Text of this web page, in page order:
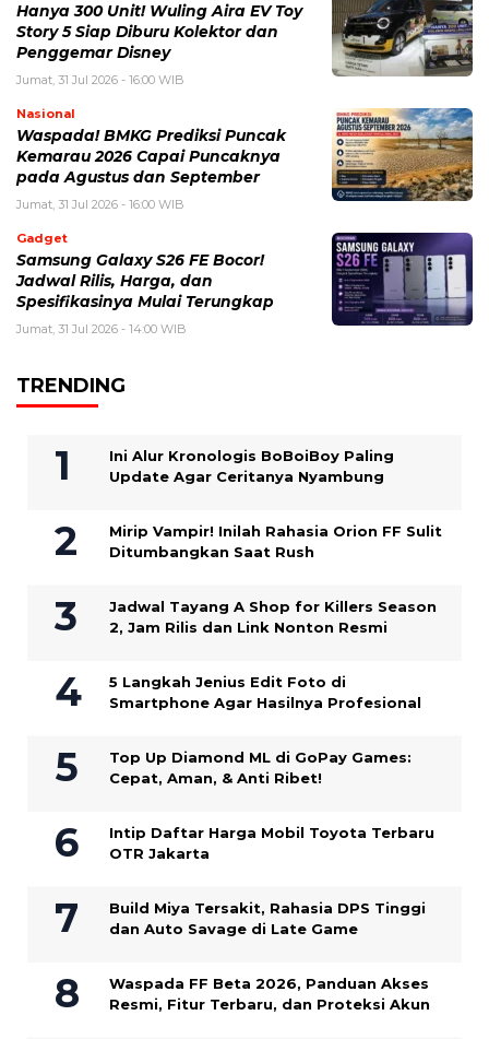
Hanya 300 Unit! Wuling Aira EV Toy
Story 5 Siap Diburu Kolektor dan
Penggemar Disney
Jumat, 31 Jul 2026 - 16:00 WIB
Nasional
Waspada! BMKG Prediksi Puncak
Kemarau 2026 Capai Puncaknya
pada Agustus dan September
Jumat, 31 Jul 2026 - 16:00 WIB
Gadget
Samsung Galaxy S26 FE Bocor!
Jadwal Rilis, Harga, dan
Spesifikasinya Mulai Terungkap
Jumat, 31 Jul 2026 - 14:00 WIB
TRENDING
Ini Alur Kronologis BoBoiBoy Paling
Update Agar Ceritanya Nyambung
Mirip Vampir! Inilah Rahasia Orion FF Sulit
Ditumbangkan Saat Rush
Jadwal Tayang A Shop for Killers Season
2, Jam Rilis dan Link Nonton Resmi
5 Langkah Jenius Edit Foto di
Smartphone Agar Hasilnya Profesional
Top Up Diamond ML di GoPay Games:
Cepat, Aman, & Anti Ribet!
Intip Daftar Harga Mobil Toyota Terbaru
OTR Jakarta
Build Miya Tersakit, Rahasia DPS Tinggi
dan Auto Savage di Late Game
Waspada FF Beta 2026, Panduan Akses
Resmi, Fitur Terbaru, dan Proteksi Akun